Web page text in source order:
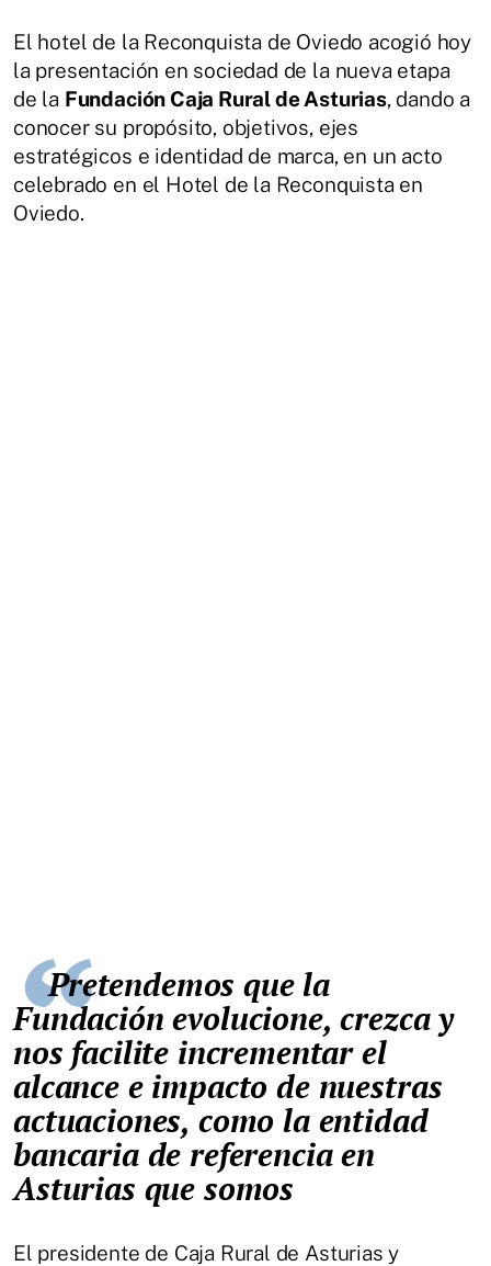
El hotel de la Reconquista de Oviedo acogió hoy
la presentación en sociedad de la nueva etapa
de la Fundación Caja Rural de Asturias, dando a
conocer su propósito, objetivos, ejes
estratégicos e identidad de marca, en un acto
celebrado en el Hotel de la Reconquista en
Oviedo.
Pretendemos que la
Fundación evolucione, crezca y
nos facilite incrementar el
alcance e impacto de nuestras
actuaciones, como la entidad
bancaria de referencia en
Asturias que somos
El presidente de Caja Rural de Asturias y